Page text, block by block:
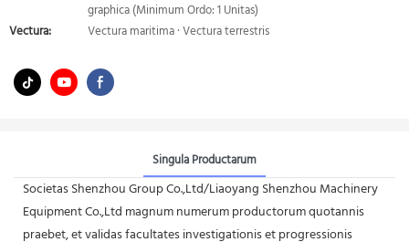
graphica (Minimum Ordo: 1 Unitas)
Vectura:
Vectura maritima · Vectura terrestris
Singula Productarum
Societas Shenzhou Group Co.,Ltd/Liaoyang Shenzhou Machinery
Equipment Co.,Ltd magnum numerum productorum quotannis
praebet, et validas facultates investigationis et progressionis